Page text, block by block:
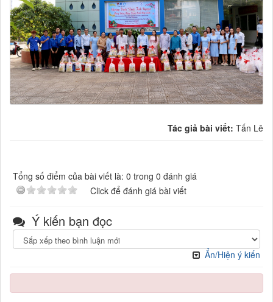
Tác giả bài viết: Tấn Lê
Tổng số điểm của bài viết là: 0 trong 0 đánh giá
Click để đánh giá bài viết
Ý kiến bạn đọc
Ẩn/Hiện ý kiến